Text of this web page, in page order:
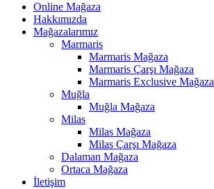
Online Mağaza
Hakkımızda
Mağazalarımız
Marmaris
Marmaris Mağaza
Marmaris Çarşı Mağaza
Marmaris Exclusive Mağaza
Muğla
Muğla Mağaza
Milas
Milas Mağaza
Milas Çarşı Mağaza
Dalaman Mağaza
Ortaca Mağaza
İletişim